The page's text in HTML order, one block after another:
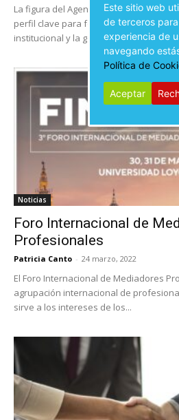
La figura del Agente de Prevención de
perfil clave para fortalecer la cohesión
institucional y la gobernanza...
Noticias
Foro Internacional de
Profesionales
Patricia Canto - 24 marzo, 2022
El Foro Internacional de Mediadores
agrupación internacional de
sirve a los intereses de los...
Este sitio web
de terceros
experiencia de
navegando
Política de
Aceptar